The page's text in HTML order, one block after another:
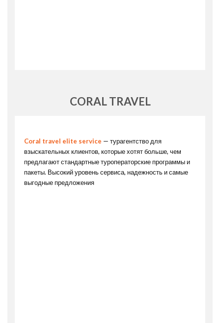
CORAL TRAVEL
Coral travel elite service — турагентство для
взыскательных клиентов, которые хотят больше, чем
предлагают стандартные туроператорские программы и
пакеты. Высокий уровень сервиса, надежность и самые
выгодные предложения